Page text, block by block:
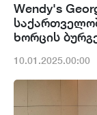
Wendy's
ხორცის
10.01.2025.00:00